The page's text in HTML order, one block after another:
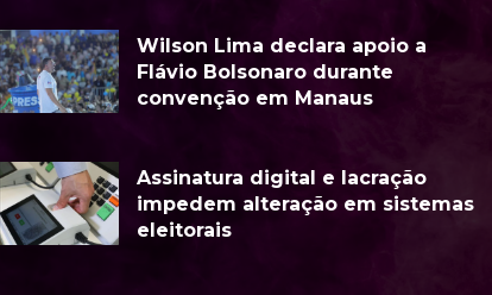
Wilson Lima declara apoio a
Flávio Bolsonaro durante
convenção em Manaus
Assinatura digital e lacração
impedem alteração em sistemas
eleitorais